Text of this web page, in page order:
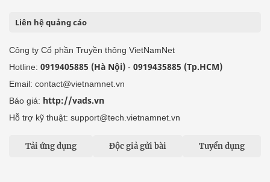
Liên hệ quảng cáo
Công ty Cổ phần Truyền thông VietNamNet
Hotline: 0919405885 (Hà Nội) - 0919435885 (Tp.HCM)
Email: contact@vietnamnet.vn
Báo giá: http://vads.vn
Hỗ trợ kỹ thuật: support@tech.vietnamnet.vn
Tải ứng dụng Độc giả gửi bài Tuyển dụng